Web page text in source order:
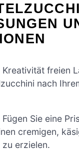
Kreativität freien
nach
Fügen Sie eine
cremigen,
zu erzielen.